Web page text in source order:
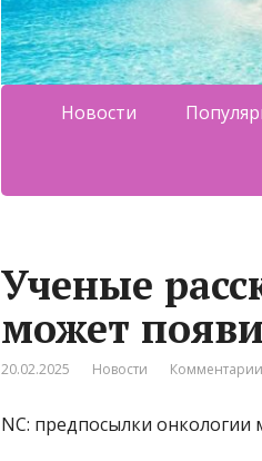
Новости
Ученые
может
20.02.2025 Новости
NC: предпосылки